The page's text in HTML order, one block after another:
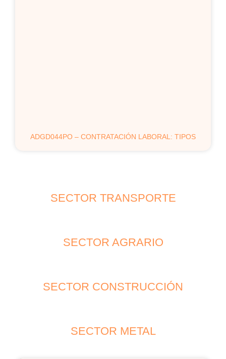
ADGD044PO – CONTRATACIÓN LABORAL: TIPOS
SECTOR TRANSPORTE
SECTOR AGRARIO
SECTOR CONSTRUCCIÓN
SECTOR METAL